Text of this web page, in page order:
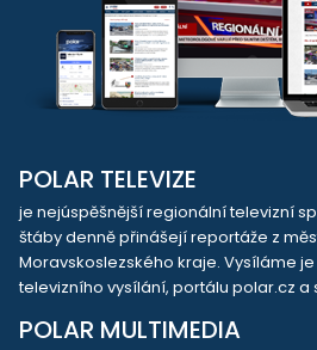
POLAR TELEVIZE
je nejúspěšnější regionální televizní
štáby denně přinášejí reportáže z
Moravskoslezského kraje. Vysíláme
televizního vysílání, portálu polar.cz a
POLAR MULTIMEDIA